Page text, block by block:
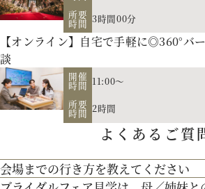
お二人の希望に合わせた挙式のスタイル
宴、パーティー等）や予算に応じたプラ
人気のテーマやトレンドを取り入れたア
【北海道フレンチ】北海道の契約生産者
用。アーティストのライブやイベント
持つ貴田岡シェフの試食をお楽しみくだ
最新のトレンドコーディネート体験が可
所要
時間 3時間00分
【オンライン】自宅で手軽に◎360°バ
談
開催
時間 11:00～
所要
時間 2時間
よくあるご質
会場までの行き方を教えてください